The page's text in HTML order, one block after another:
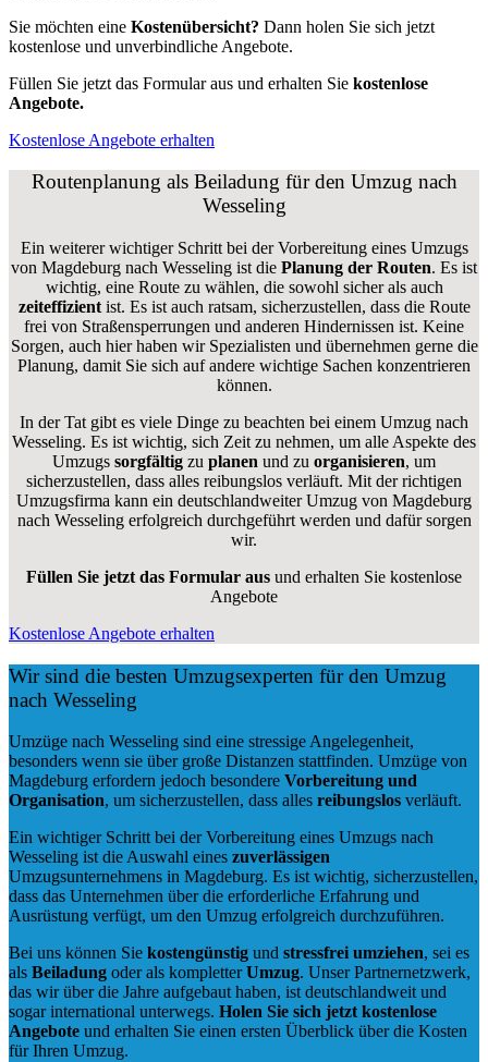
Sie möchten eine Kostenübersicht? Dann holen Sie sich jetzt
kostenlose und unverbindliche Angebote.
Füllen Sie jetzt das Formular aus und erhalten Sie kostenlose
Angebote.
Kostenlose Angebote erhalten
Routenplanung als Beiladung für den Umzug nach
Wesseling
Ein weiterer wichtiger Schritt bei der Vorbereitung eines Umzugs
von Magdeburg nach Wesseling ist die Planung der Routen. Es ist
wichtig, eine Route zu wählen, die sowohl sicher als auch
zeiteffizientist. Es ist auch ratsam, sicherzustellen, dass die Route
frei von Straßensperrungen und anderen Hindernissen ist. Keine
Sorgen, auch hier haben wir Spezialisten und übernehmen gerne die
Planung, damit Sie sich auf andere wichtige Sachen konzentrieren
können.
In der Tat gibt es viele Dinge zu beachten bei einem Umzug nach
Wesseling. Es ist wichtig, sich Zeit zu nehmen, um alle Aspekte des
Umzugs sorgfältig zu planen und zu organisieren, um
sicherzustellen, dass alles reibungslos verläuft. Mit der richtigen
Umzugsfirma kann ein deutschlandweiter Umzug von Magdeburg
nach Wesseling erfolgreich durchgeführt werden und dafür sorgen
wir.
Füllen Sie jetzt das Formular aus und erhalten Sie kostenlose
Angebote
Kostenlose Angebote erhalten
Wir sind die besten Umzugsexperten für den Umzug
nach Wesseling
Umzüge nach Wesseling sind eine stressige Angelegenheit,
besonders wenn sie über große Distanzen stattfinden. Umzüge von
Magdeburg erfordern jedoch besondere Vorbereitung und
Organisation, um sicherzustellen, dass alles reibungslos verläuft.
Ein wichtiger Schritt bei der Vorbereitung eines Umzugs nach
Wesseling ist die Auswahl eines zuverlässigen
Umzugsunternehmens in Magdeburg. Es ist wichtig, sicherzustellen,
dass das Unternehmen über die erforderliche Erfahrung und
Ausrüstung verfügt, um den Umzug erfolgreich durchzuführen.
Bei uns können Sie kostengünstig und stressfrei umziehen, sei es
als Beiladung oder als kompletterUmzug. Unser Partnernetzwerk,
das wir über die Jahre aufgebaut haben, ist deutschlandweit und
sogar international unterwegs. Holen Sie sich jetzt kostenlose
Angebote und erhalten Sie einen ersten Überblick über die Kosten
für Ihren Umzug.